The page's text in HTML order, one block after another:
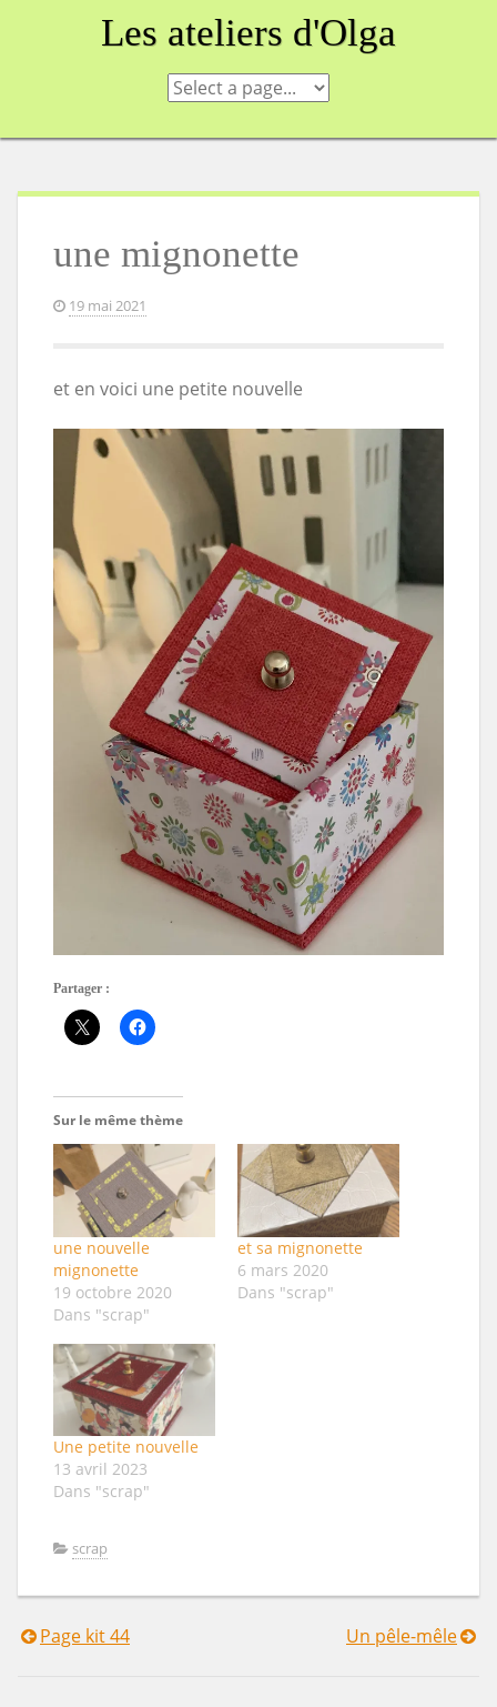
Les ateliers d'Olga
une mignonette
19 mai 2021
et en voici une petite nouvelle
Partager :
Sur le même thème
une nouvelle
mignonette
19 octobre 2020
Dans "scrap"
et sa mignonette
6 mars 2020
Dans "scrap"
Une petite nouvelle
13 avril 2023
Dans "scrap"
scrap
Navigation
Page kit 44 Un pêle-mêle